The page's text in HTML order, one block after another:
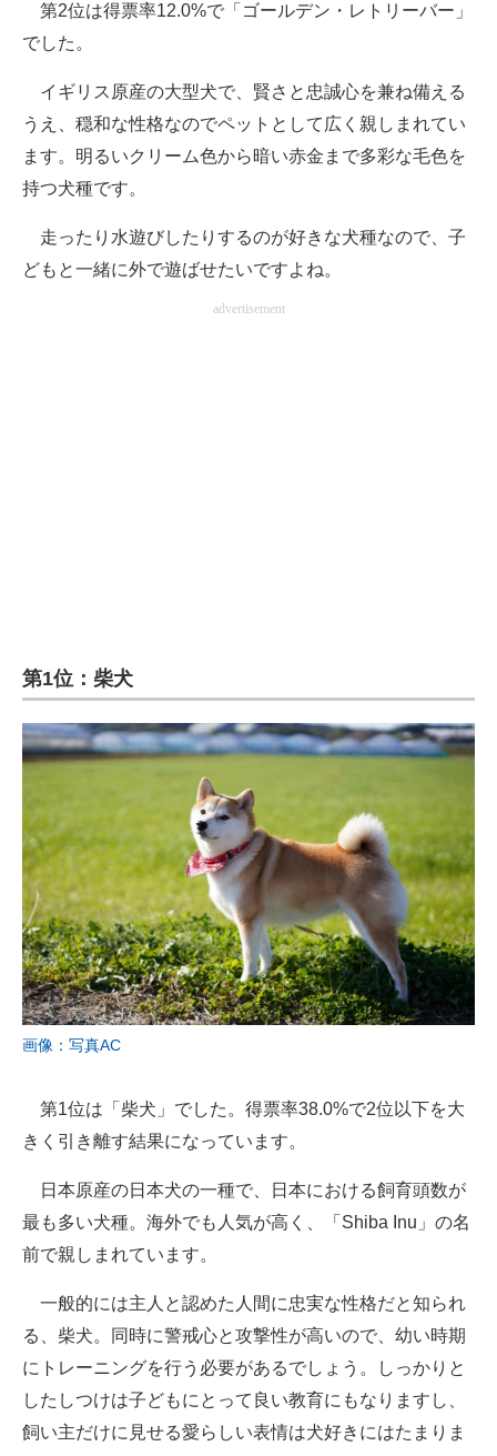
第2位は得票率12.0%で「ゴールデン・レトリーバー」
でした。
イギリス原産の大型犬で、賢さと忠誠心を兼ね備える
うえ、穏和な性格なのでペットとして広く親しまれてい
ます。明るいクリーム色から暗い赤金まで多彩な毛色を
持つ犬種です。
走ったり水遊びしたりするのが好きな犬種なので、子
どもと一緒に外で遊ばせたいですよね。
advertisement
第1位：柴犬
画像：写真AC
第1位は「柴犬」でした。得票率38.0%で2位以下を大
きく引き離す結果になっています。
日本原産の日本犬の一種で、日本における飼育頭数が
最も多い犬種。海外でも人気が高く、「Shiba Inu」の名
前で親しまれています。
一般的には主人と認めた人間に忠実な性格だと知られ
る、柴犬。同時に警戒心と攻撃性が高いので、幼い時期
にトレーニングを行う必要があるでしょう。しっかりと
したしつけは子どもにとって良い教育にもなりますし、
飼い主だけに見せる愛らしい表情は犬好きにはたまりま